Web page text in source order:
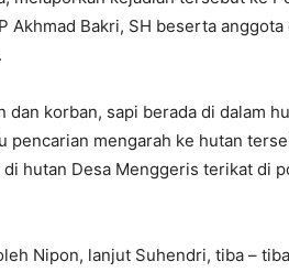
Akhmad Bakri, SH beserta
korban, sapi berada di dalam
pencarian mengarah ke hutan
hutan Desa Menggeris terikat di
Nipon, lanjut Suhendri, tiba –